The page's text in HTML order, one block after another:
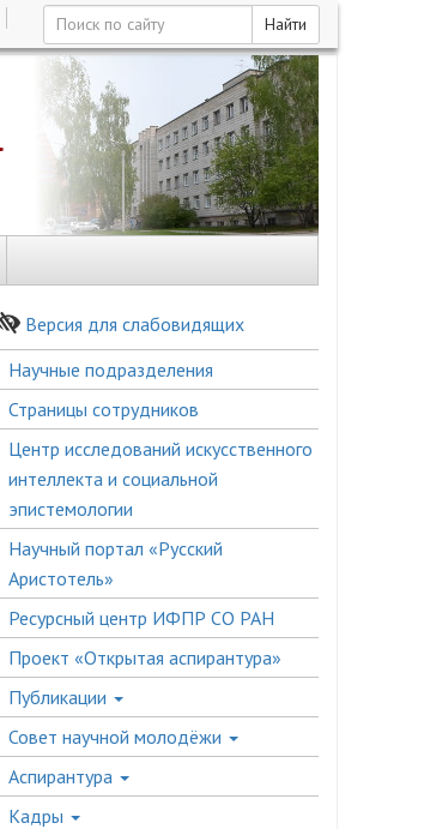
Найти
Версия для слабовидящих
Боковое
меню
Научные подразделения
Страницы сотрудников
Центр исследований искусственного
интеллекта и социальной
эпистемологии
Научный портал «Русский
Аристотель»
Ресурсный центр ИФПР СО РАН
Проект «Открытая аспирантура»
Публикации
Совет научной молодёжи
Аспирантура
Кадры